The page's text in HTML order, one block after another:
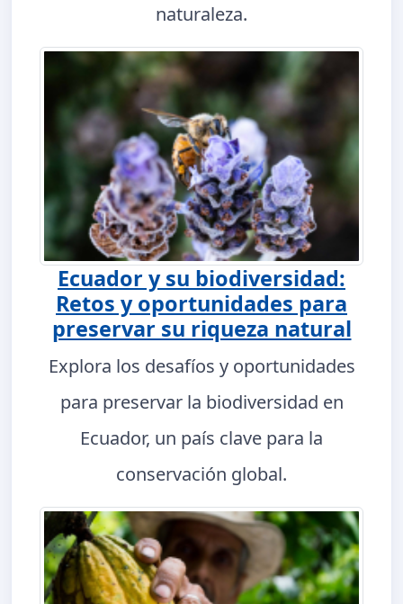
naturaleza.
Ecuador y su biodiversidad:
Retos y oportunidades para
preservar su riqueza natural
Explora los desafíos y oportunidades
para preservar la biodiversidad en
Ecuador, un país clave para la
conservación global.